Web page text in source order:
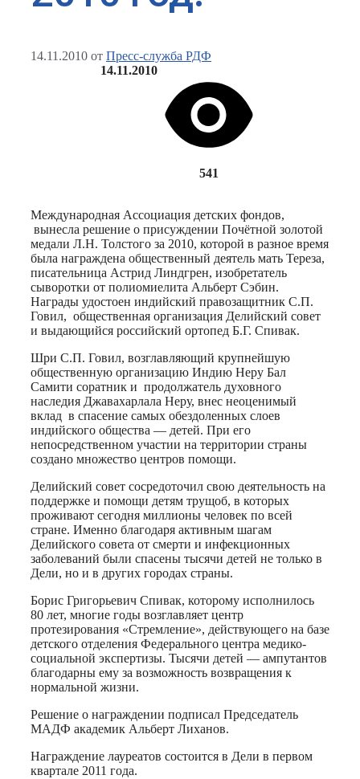
14.11.2010 от Пресс-служба РДФ
14.11.2010
541
Международная Ассоциация детских фондов,
вынесла решение о присуждении Почётной золотой
медали Л.Н. Толстого за 2010, которой в разное время
была награждена общественный деятель мать Тереза,
писательница Астрид Линдгрен, изобретатель
сыворотки от полиомиелита Альберт Сэбин.
Награды удостоен индийский правозащитник С.П.
Говил, общественная организация Делийский совет
и выдающийся российский ортопед Б.Г. Спивак.
Шри С.П. Говил, возглавляющий крупнейшую
общественную организацию Индию Неру Бал
Самити соратник и продолжатель духовного
наследия Джавахарлала Неру, внес неоценимый
вклад в спасение самых обездоленных слоев
индийского общества — детей. При его
непосредственном участии на территории страны
создано множество центров помощи.
Делийский совет сосредоточил свою деятельность на
поддержке и помощи детям трущоб, в которых
проживают сегодня миллионы человек по всей
стране. Именно благодаря активным шагам
Делийского совета от смерти и инфекционных
заболеваний были спасены тысячи детей не только в
Дели, но и в других городах страны.
Борис Григорьевич Спивак, которому исполнилось
80 лет, многие годы возглавляет центр
протезирования «Стремление», действующего на базе
детского отделения Федерального центра медико-
социальной экспертизы. Тысячи детей — ампутантов
благодарны ему за возможность возвращения к
нормальной жизни.
Решение о награждении подписал Председатель
МАДФ академик Альберт Лиханов.
Награждение лауреатов состоится в Дели в первом
квартале 2011 года.